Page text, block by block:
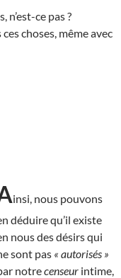
n’est-ce pas ?
choses, même avec
insi, nous pouvons
déduire qu’il existe
nous des désirs qui
sont pas « autorisés »
notrecenseur intime,